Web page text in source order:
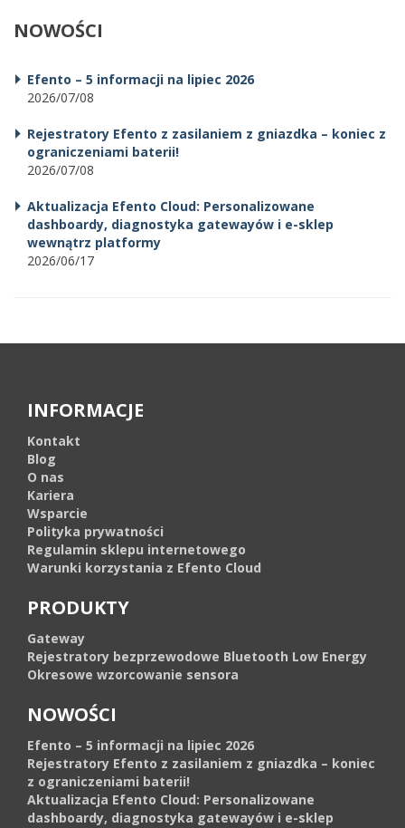
NOWOŚCI
Efento – 5 informacji na lipiec 2026
2026/07/08
Rejestratory Efento z zasilaniem z gniazdka – koniec z
ograniczeniami baterii!
2026/07/08
Aktualizacja Efento Cloud: Personalizowane
dashboardy, diagnostyka gatewayów i e-sklep
wewnątrz platformy
2026/06/17
INFORMACJE
Kontakt
Blog
O nas
Kariera
Wsparcie
Polityka prywatności
Regulamin sklepu internetowego
Warunki korzystania z Efento Cloud
PRODUKTY
Gateway
Rejestratory bezprzewodowe Bluetooth Low Energy
Okresowe wzorcowanie sensora
NOWOŚCI
Efento – 5 informacji na lipiec 2026
Rejestratory Efento z zasilaniem z gniazdka – koniec
z ograniczeniami baterii!
Aktualizacja Efento Cloud: Personalizowane
dashboardy, diagnostyka gatewayów i e-sklep